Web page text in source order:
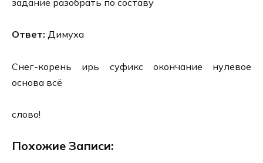
задание разобрать по составу
Ответ: Димуха
Снег-корень ирь суфикс окончание нулевое
основа всё
слово!
Похожие Записи: